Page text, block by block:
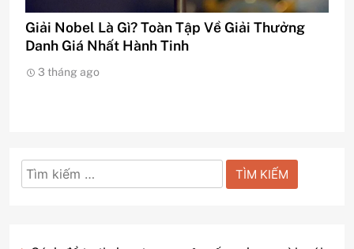
Giải Nobel Là Gì? Toàn Tập Về Giải Thưởng
Danh Giá Nhất Hành Tinh
3 tháng ago
Tìm
kiếm